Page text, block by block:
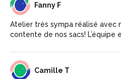
FF Fanny F
Atelier très sympa réalisé avec
contente de nos sacs! L’équipe
CT Camille T